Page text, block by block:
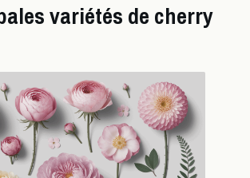
variétés de cherry